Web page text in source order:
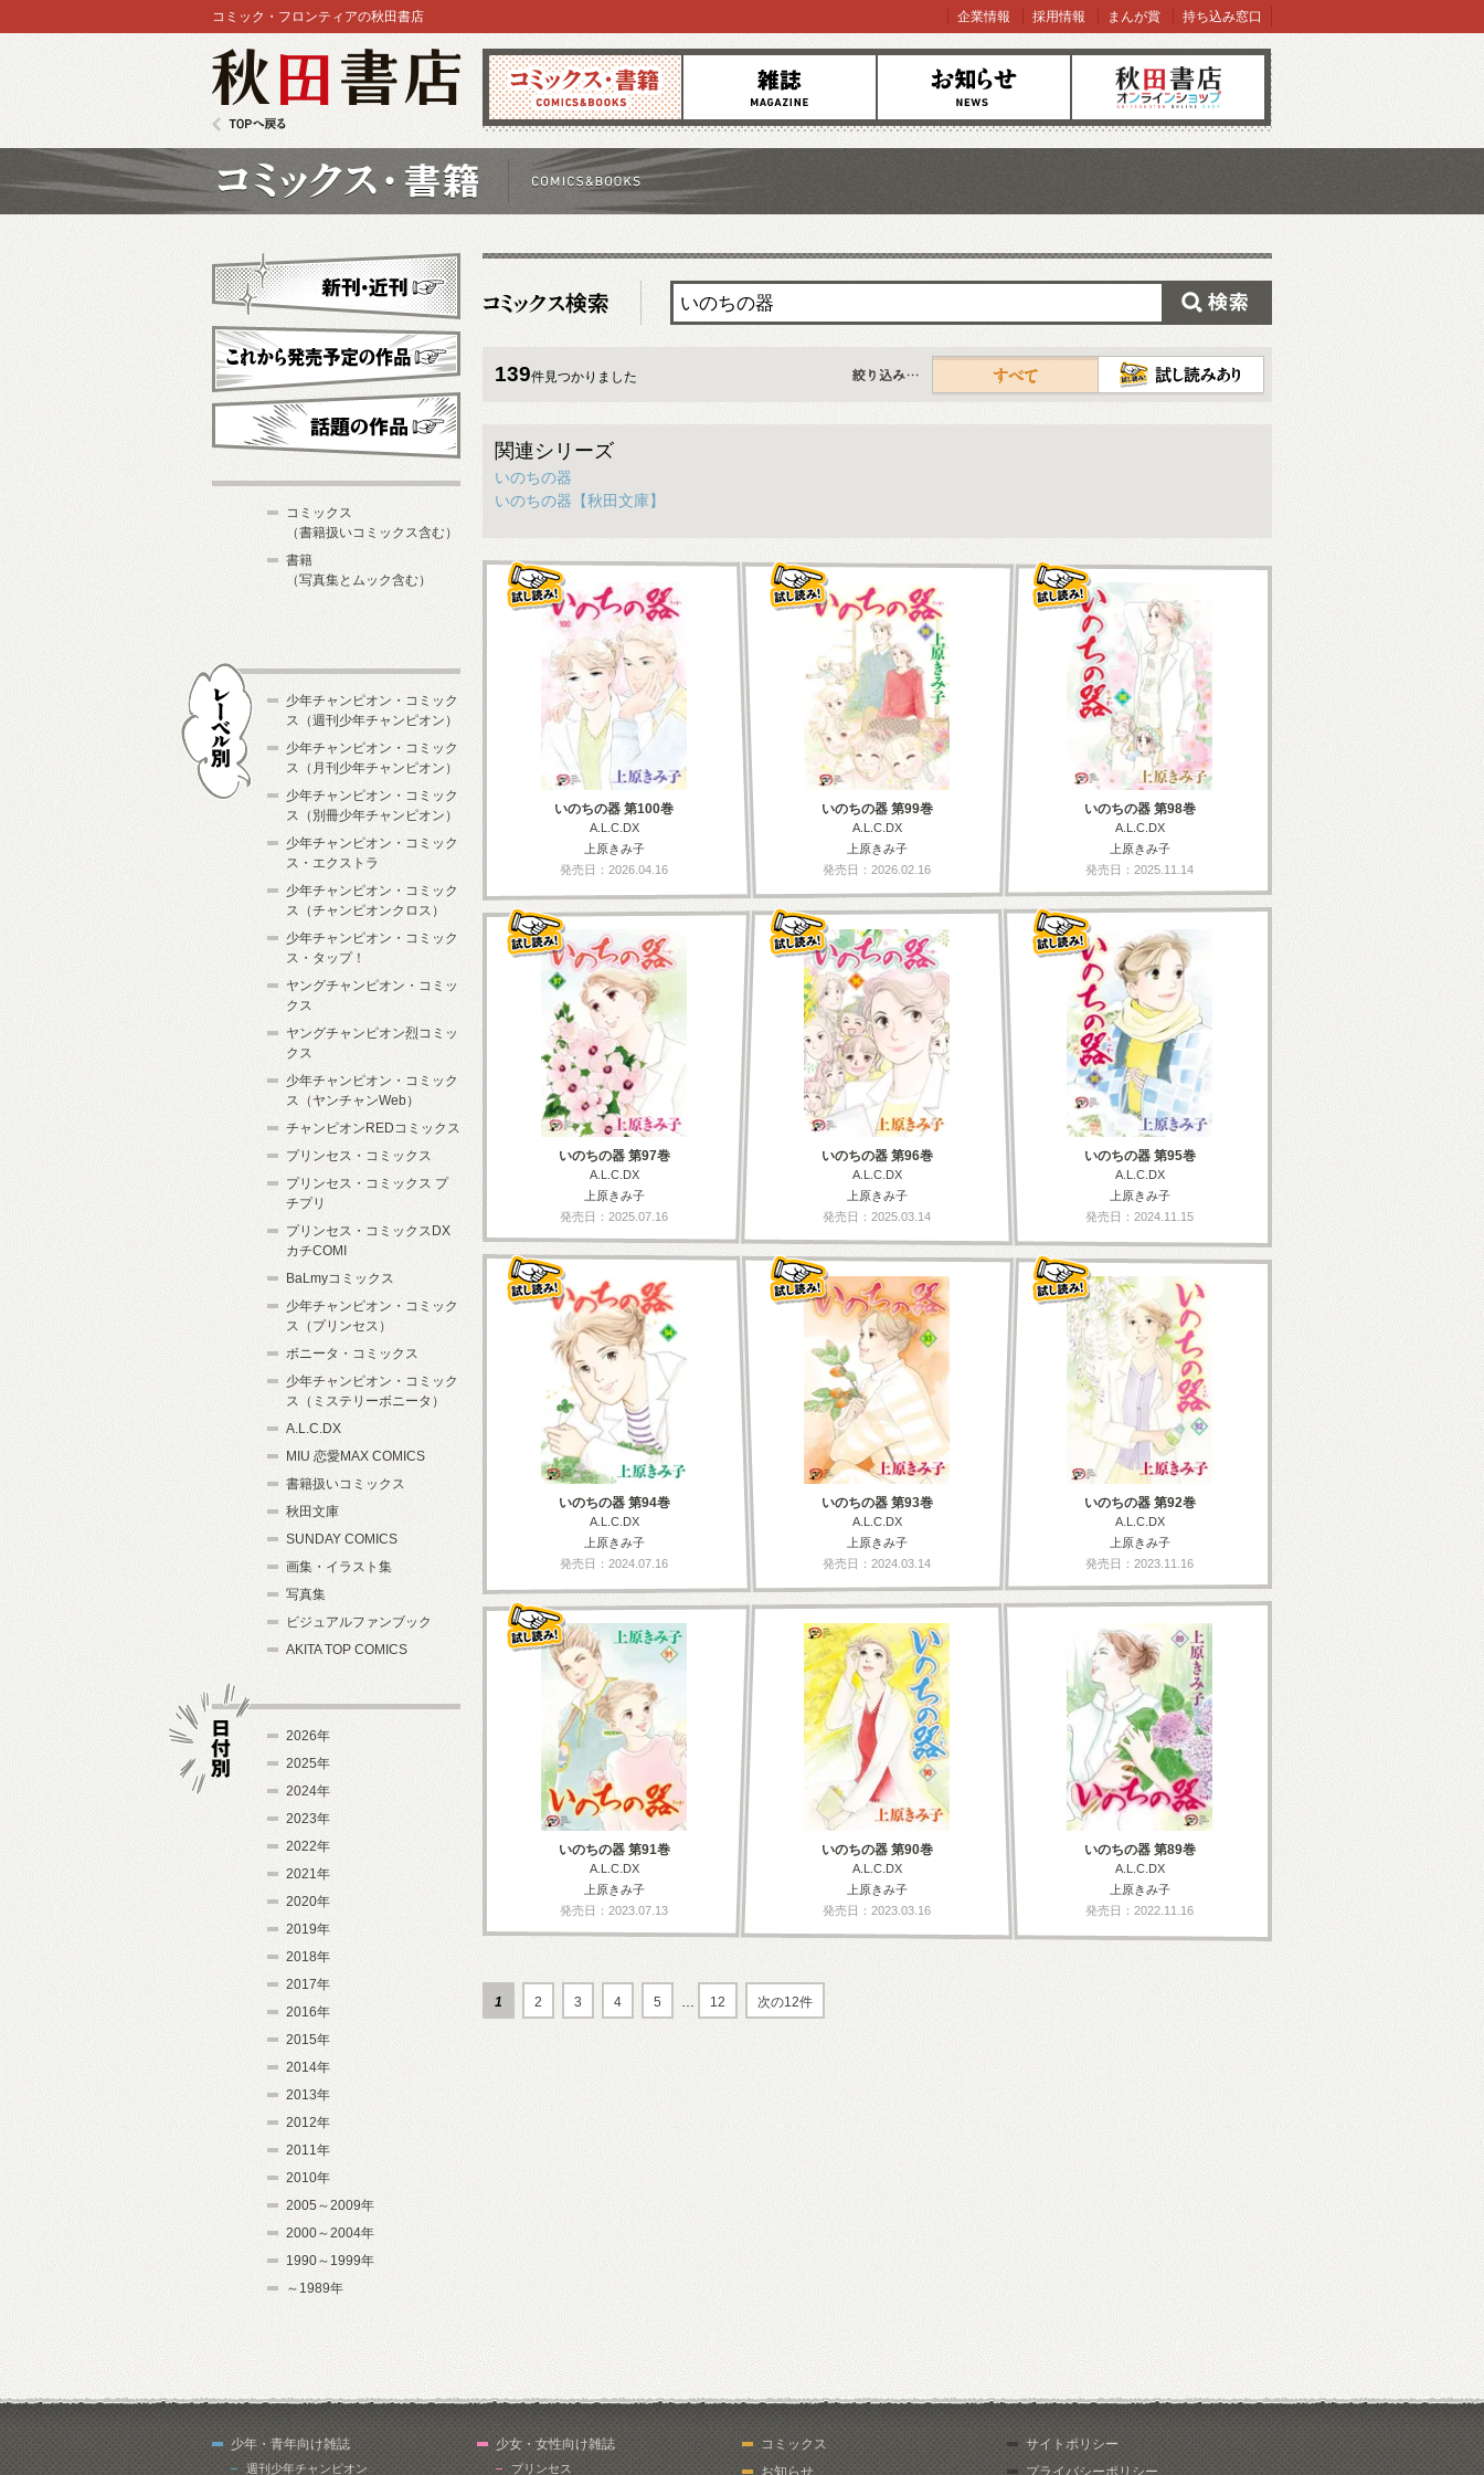
コミックス 雑誌 お知らせ オンラインショップ
コミック・フロンティアの秋田書店 企業情報 採用情報 まんが賞 持ち込み窓口
139件見つかりました
すべて
関連シリーズ
いのちの器
いのちの器【秋田文庫】
いのちの器 第100巻
A.L.C.DX
上原きみ子
発売日：2026.04.16
いのちの器 第99巻
A.L.C.DX
上原きみ子
発売日：2026.02.16
いのちの器 第98巻
A.L.C.DX
上原きみ子
発売日：2025.11.14
いのちの器 第97巻
A.L.C.DX
上原きみ子
発売日：2025.07.16
いのちの器 第96巻
A.L.C.DX
上原きみ子
発売日：2025.03.14
いのちの器 第95巻
A.L.C.DX
上原きみ子
発売日：2024.11.15
いのちの器 第94巻
A.L.C.DX
上原きみ子
発売日：2024.07.16
いのちの器 第93巻
A.L.C.DX
上原きみ子
発売日：2024.03.14
いのちの器 第92巻
A.L.C.DX
上原きみ子
発売日：2023.11.16
いのちの器 第91巻
A.L.C.DX
上原きみ子
発売日：2023.07.13
いのちの器 第90巻
A.L.C.DX
上原きみ子
発売日：2023.03.16
いのちの器 第89巻
A.L.C.DX
上原きみ子
発売日：2022.11.16
1 2 3 4 5 … 12 次の12件
新刊・近刊
これから発売予定
コミックス
（書籍扱いコミックス含む）
書籍
（写真集とムック含む）
少年チャンピオン・コミック
ス（週刊少年チャンピオン）
少年チャンピオン・コミック
ス（月刊少年チャンピオン）
少年チャンピオン・コミック
ス（別冊少年チャンピオン）
少年チャンピオン・コミック
ス・エクストラ
少年チャンピオン・コミック
ス（チャンピオンクロス）
少年チャンピオン・コミック
ス・タップ！
ヤングチャンピオン・コミッ
クス
ヤングチャンピオン烈コミッ
クス
少年チャンピオン・コミック
ス（ヤンチャンWeb）
チャンピオンREDコミックス
プリンセス・コミックス
プリンセス・コミックス プ
チプリ
プリンセス・コミックスDX
カチCOMI
BaLmyコミックス
少年チャンピオン・コミック
ス（プリンセス）
ボニータ・コミックス
少年チャンピオン・コミック
ス（ミステリーボニータ）
A.L.C.DX
MIU 恋愛MAX COMICS
書籍扱いコミックス
秋田文庫
SUNDAY COMICS
画集・イラスト集
写真集
ビジュアルファンブック
AKITA TOP COMICS
2026年
2025年
2024年
2023年
2022年
2021年
2020年
2019年
2018年
2017年
2016年
2015年
2014年
2013年
2012年
2011年
2010年
2005～2009年
2000～2004年
1990～1999年
～1989年
少年・青年向け雑誌
週刊少年チャンピオン
少女・女性向け雑誌
プリンセス
コミックス
お知らせ
サイトポリシー
プライバシーポリシー